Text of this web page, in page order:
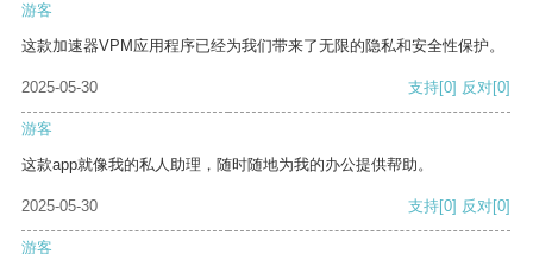
游客
这款加速器VPM应用程序已经为我们带来了无限的隐私和安全性保护。
2025-05-30 支持[0] 反对[0]
游客
这款app就像我的私人助理，随时随地为我的办公提供帮助。
2025-05-30 支持[0] 反对[0]
游客